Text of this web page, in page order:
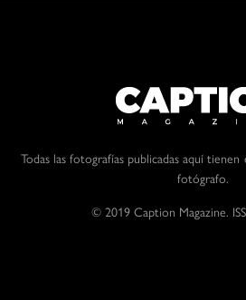
Todas las fotografías publicadas aquí
fotógrafo.
© 2019 Caption Magazine.